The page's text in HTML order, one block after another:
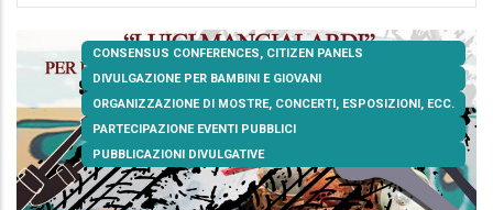
CONSENSUS CONFERENCES, CITIZEN PANELS
DIVULGAZIONE PER BAMBINI E GIOVANI
ORGANIZZAZIONE DI MOSTRE, CONCERTI, ESPOSIZIONI, ECC.
PARTECIPAZIONE EVENTI PUBBLICI
PUBBLICAZIONI DIVULGATIVE